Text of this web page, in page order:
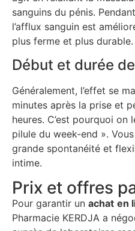
sanguins du pénis.
l’afflux sanguin est
plus ferme et plus durable.
Début et durée
Généralement, l’effet se
minutes après la prise et
heures. C’est pourquoi
pilule du week-end ».
grande spontanéité et
intime.
Prix et offres
Pour garantir un achat en
Pharmacie KERDJA a